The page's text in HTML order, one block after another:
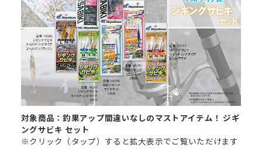
対象商品：釣果アップ間違いなしのマストアイテム！ ジギ
ングサビキ セット
※クリック（タップ）すると拡大表示でご覧いただけます